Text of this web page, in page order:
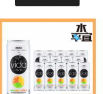
$190.00.